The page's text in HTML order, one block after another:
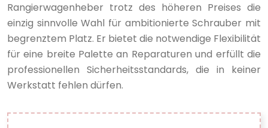
Rangierwagenheber trotz des höheren Preises die
einzig sinnvolle Wahl für ambitionierte Schrauber mit
begrenztem Platz. Er bietet die notwendige Flexibilität
für eine breite Palette an Reparaturen und erfüllt die
professionellen Sicherheitsstandards, die in keiner
Werkstatt fehlen dürfen.